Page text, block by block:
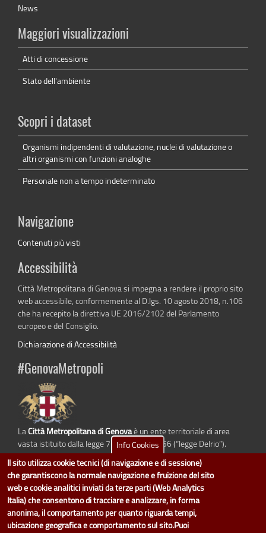
News
Maggiori visualizzazioni
Atti di concessione
Stato dell'ambiente
Scopri i dataset
Organismi indipendenti di valutazione, nuclei di valutazione o
altri organismi con funzioni analoghe
Personale non a tempo indeterminato
Navigazione
Contenuti più visti
Accessibilità
Città Metropolitana di Genova si impegna a rendere il proprio sito
web accessibile, conformemente al D.lgs. 10 agosto 2018, n.106
che ha recepito la direttiva UE 2016/2102 del Parlamento
europeo e del Consiglio.
Dichiarazione di Accessibilità
#GenovaMetropoli
LaCittà Metropolitana di Genovaè un ente territoriale di area
vasta istituito dalla legge 7 aprile 2014 n. 56 (“legge Delrio”).
Sostituisce la Provincia di Genova.
dati.cittametropolitana.genova.itè il progetto "Open Data" della
Metropolitana di Genova.
Il design e la gestione sono a cura del Servizio Sistemi Informativi. Ogni
Info Cookies
Il sito utilizza cookie tecnici (di navigazione e di sessione)
che garantiscono la normale navigazione e fruizione del sito
web e cookie analitici inviati da terze parti (Web Analytics
Italia) che consentono di tracciare e analizzare, in forma
anonima, il comportamento per quanto riguarda tempi,
ubicazione geografica e comportamento sul sito.Puoi